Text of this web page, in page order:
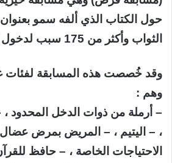
حول الكتاب الذي ألفه سمو
الثواب وأكثر من 175 سبب لدخول الجنة) .
وقد خُصصت هذه المسابقة لفئات
وهم :
– أرملة من ذوات الدخل المحدود
، – اليتيم ، – المريض بمرض
الاحتياجات الخاصة ، – حافظ